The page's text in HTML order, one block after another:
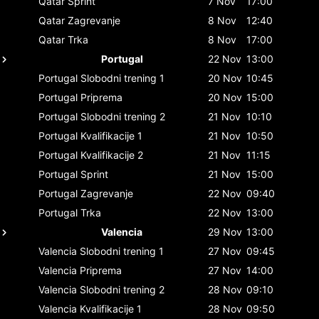
Qatar Zagrevanje 8 Nov
12:40
Qatar Trka 8 Nov
17:00
Portugal
22 Nov 13:00
Portugal Slobodni trening 1 20 Nov 10:45
Portugal Priprema 20 Nov 15:00
Portugal Slobodni trening 2 21 Nov 10:10
Portugal Kvalifikacije 1 21 Nov 10:50
Portugal Kvalifikacije 2 21 Nov 11:15
Portugal Sprint 21 Nov 15:00
Portugal Zagrevanje 22 Nov 09:40
Portugal Trka 22 Nov 13:00
Valencia
29 Nov 13:00
Valencia Slobodni trening 1 27 Nov 09:45
Valencia Priprema 27 Nov 14:00
Valencia Slobodni trening 2 28 Nov 09:10
Valencia Kvalifikacije 1 28 Nov 09:50